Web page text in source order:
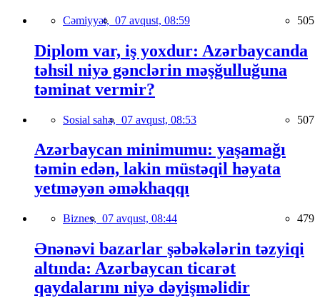
Cəmiyyət, 07 avqust, 08:59 505
Diplom var, iş yoxdur: Azərbaycanda
təhsil niyə gənclərin məşğulluğuna
təminat vermir?
Sosial sahə, 07 avqust, 08:53 507
Azərbaycan minimumu: yaşamağı
təmin edən, lakin müstəqil həyata
yetməyən əməkhaqqı
Biznes, 07 avqust, 08:44 479
Ənənəvi bazarlar şəbəkələrin təzyiqi
altında: Azərbaycan ticarət
qaydalarını niyə dəyişməlidir